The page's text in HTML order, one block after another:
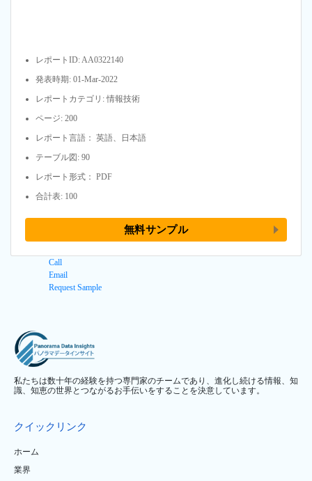
レポートID: AA0322140
発表時期: 01-Mar-2022
レポートカテゴリ: 情報技術
ページ: 200
レポート言語： 英語、日本語
テーブル図: 90
レポート形式： PDF
合計表: 100
無料サンプル
Call
Email
Request Sample
私たちは数十年の経験を持つ専門家のチームであり、進化し続ける情報、知
識、知恵の世界とつながるお手伝いをすることを決意しています。
クイックリンク
ホーム
業界